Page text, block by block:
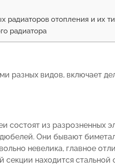
радиаторов отопления и их
радиатора
разных видов, включает
состоят из разрозненных
Они бывают
невелика, главное
находится стальной